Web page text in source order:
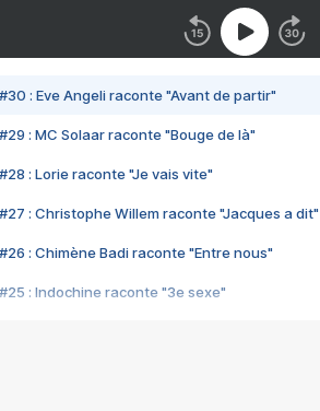
#30 : Eve Angeli raconte "Avant de partir"
#29 : MC Solaar raconte "Bouge de là"
#28 : Lorie raconte "Je vais vite"
#27 : Christophe Willem raconte "Jacques a dit"
#26 : Chimène Badi raconte "Entre nous"
#25 : Indochine raconte "3e sexe"